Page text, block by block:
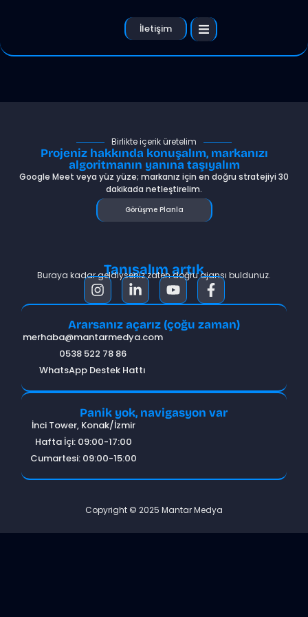
İletişim
Birlikte içerik üretelim
Projeniz hakkında konuşalım, markanızı
algoritmanın yanına taşıyalım
Google Meet veya yüz yüze; markanız için en doğru stratejiyi 30
dakikada netleştirelim.
Görüşme Planla
Tanışalım artık
Buraya kadar geldiyseniz zaten doğru ajansı buldunuz.
Ararsanız açarız (çoğu zaman)
merhaba@mantarmedya.com
0538 522 78 86
WhatsApp Destek Hattı
Panik yok, navigasyon var
İnci Tower, Konak/İzmir
Hafta İçi: 09:00-17:00
Cumartesi: 09:00-15:00
Copyright © 2025 Mantar Medya